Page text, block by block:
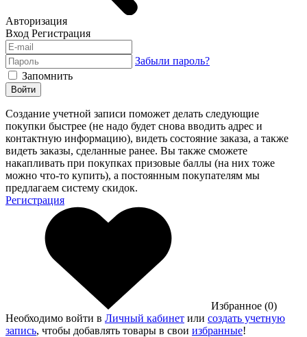
Авторизация
Вход Регистрация
Забыли пароль?
Запомнить
Войти
Создание учетной записи поможет делать следующие
покупки быстрее (не надо будет снова вводить адрес и
контактную информацию), видеть состояние заказа, а также
видеть заказы, сделанные ранее. Вы также сможете
накапливать при покупках призовые баллы (на них тоже
можно что-то купить), а постоянным покупателям мы
предлагаем систему скидок.
Регистрация
Избранное (0)
Необходимо войти в Личный кабинет или создать учетную
запись, чтобы добавлять товары в свои избранные!